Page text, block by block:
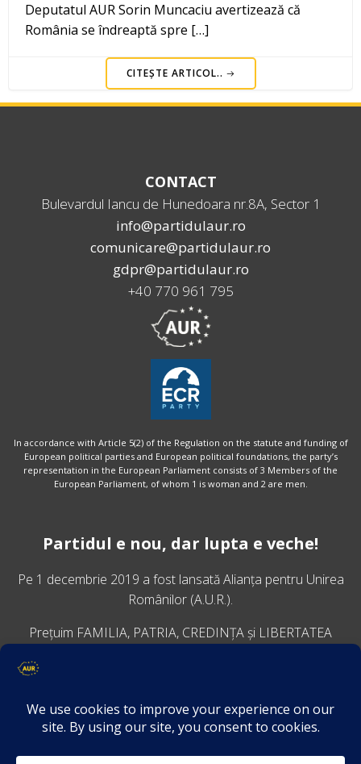
Deputatul AUR Sorin Muncaciu avertizează că
România se îndreaptă spre […]
CITEȘTE ARTICOL..
CONTACT
Bulevardul Iancu de Hunedoara nr.8A, Sector 1
info@partidulaur.ro
comunicare@partidulaur.ro
gdpr@partidulaur.ro
+40 770 961 795
In accordance with Article 5(2) of the Regulation on the statute and funding of
European political parties and European political foundations, the party’s
representation in the European Parliament consists of 3 Members of the
European Parliament, of whom 1 is woman and 2 are men.
Partidul e nou, dar lupta e veche!
Pe 1 decembrie 2019 a fost lansatăAlianța pentru Unirea
Românilor (A.U.R.).
Prețuim FAMILIA, PATRIA, CREDINȚA și LIBERTATEA
VINO ALĂTURI DE NOI